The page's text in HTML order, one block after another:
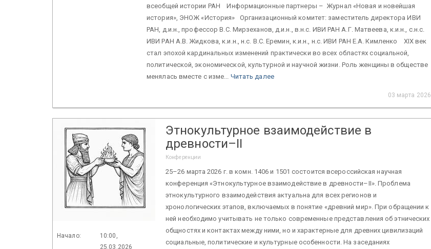
всеобщей истории РАН Информационные партнеры – Журнал «Новая и новейшая
история», ЭНОЖ «История» Организационный комитет: заместитель директора ИВИ
РАН, д.и.н., профессор В.С. Мирзеханов, д.и.н., в.н.с. ИВИ РАН А.Г. Матвеева, к.и.н., с.н.с.
ИВИ РАН А.В. Жидкова, к.и.н., н.с. В.С. Еремин, к.и.н., н.с. ИВИ РАН Е.А. Кимленко XIX век
стал эпохой кардинальных изменений практически во всех областях социальной,
политической, экономической, культурной и научной жизни. Роль женщины в обществе
менялась вместе с изме... Читать далее
03 марта 2026
Начало:
10:00,
25.03.2026
Этнокультурное взаимодействие в
древности–II
Конференции
25–26 марта 2026 г. в комн. 1406 и 1501 состоится всероссийская научная
конференция «Этнокультурное взаимодействие в древности–II». Проблема
этнокультурного взаимодействия актуальна для всех регионов и
хронологических этапов, включаемых в понятие «древний мир». При обращении к
ней необходимо учитывать не только современные представления об этнических
общностях и контактах между ними, но и характерные для древних цивилизаций
социальные, политические и культурные особенности. На заседаниях